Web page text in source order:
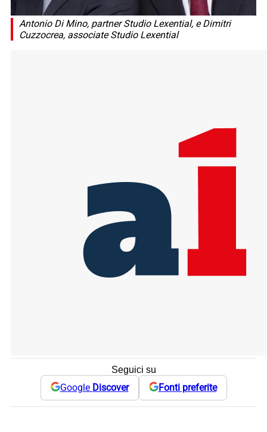
Antonio Di Mino, partner Studio Lexential, e Dimitri
Cuzzocrea, associate Studio Lexential
Seguici su
Google Discover Fonti preferite